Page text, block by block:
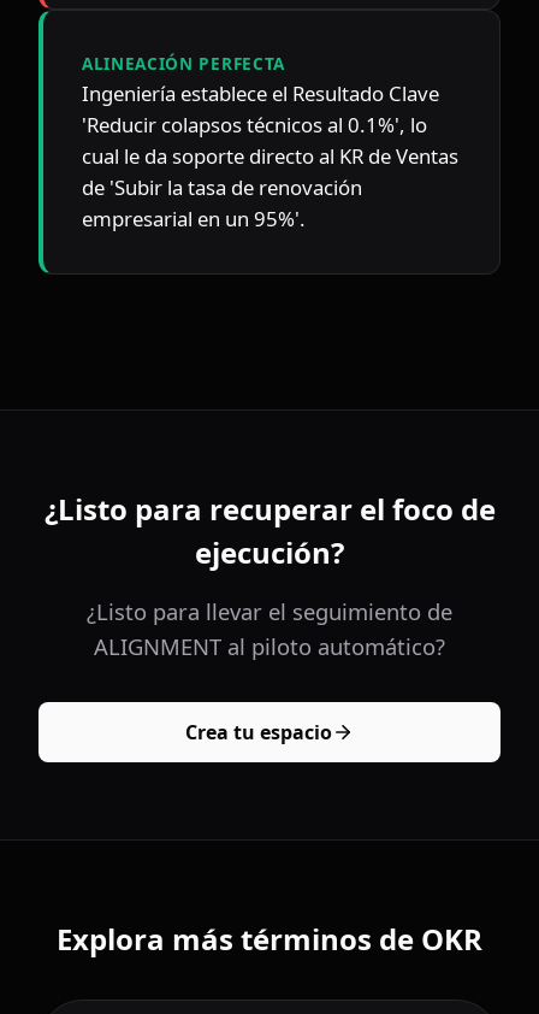
ALINEACIÓN PERFECTA
Ingeniería establece el Resultado Clave
'Reducir colapsos técnicos al 0.1%', lo
cual le da soporte directo al KR de Ventas
de 'Subir la tasa de renovación
empresarial en un 95%'.
¿Listo para recuperar el foco de
ejecución?
¿Listo para llevar el seguimiento de
ALIGNMENT al piloto automático?
Crea tu espacio
Explora más términos de OKR